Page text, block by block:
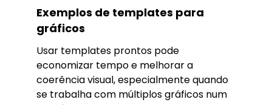
Exemplos de templates para
gráficos
Usar templates prontos pode
economizar tempo e melhorar a
coerência visual, especialmente quando
se trabalha com múltiplos gráficos num